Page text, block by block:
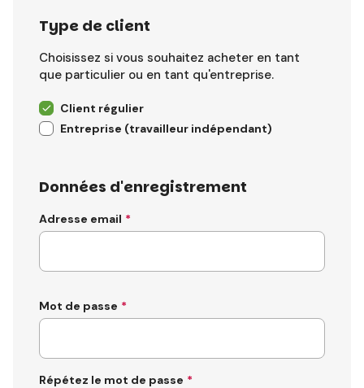
Type de client
Choisissez si vous souhaitez acheter en tant
que particulier ou en tant qu'entreprise.
Client régulier
Entreprise (travailleur indépendant)
Données d'enregistrement
Adresse email
Mot de passe
Répétez le mot de passe